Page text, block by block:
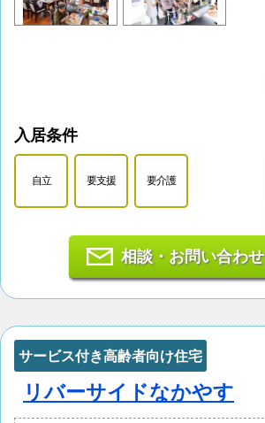
入居条件
自立 要支援 要介護
相談・お問い合わせ
サービス付き高齢者向け住宅
リバーサイドなかやす